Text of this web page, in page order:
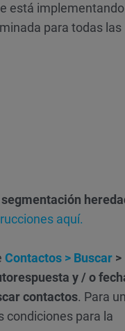
está implementando
para todas las
aquí.
Contactos > Buscar >
y / o
contactos. Para
condiciones para la